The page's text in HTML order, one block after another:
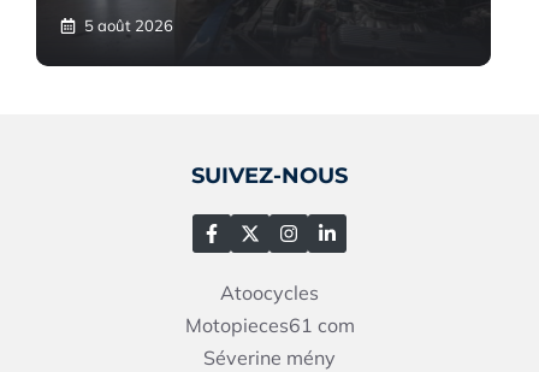
5 août 2026
SUIVEZ-NOUS
Atoocycles
Motopieces61 com
Séverine mény